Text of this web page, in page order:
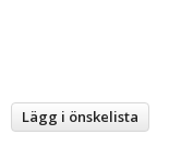
Lägg i önskelista